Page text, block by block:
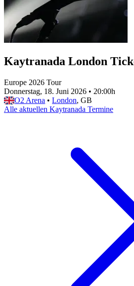
Kaytranada London
Europe 2026 Tour
Donnerstag, 18. Juni 2026 • 20:00h
O2 Arena • London, GB
Alle aktuellen Kaytranada Termine